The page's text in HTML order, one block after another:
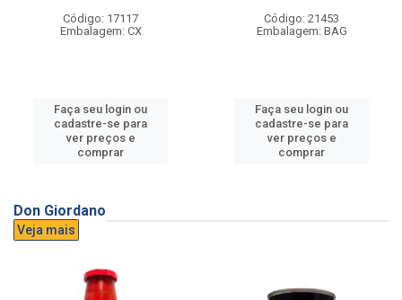
Código: 17117
Embalagem: CX
Faça seu login ou
cadastre-se para
ver preços e
comprar
Código: 21453
Embalagem: BAG
Faça seu login ou
cadastre-se para
ver preços e
comprar
Don Giordano
Veja mais